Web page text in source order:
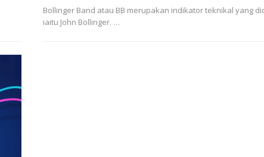
Bollinger Band atau BB merupakan indikator teknikal yang
iaitu John Bollinger. …